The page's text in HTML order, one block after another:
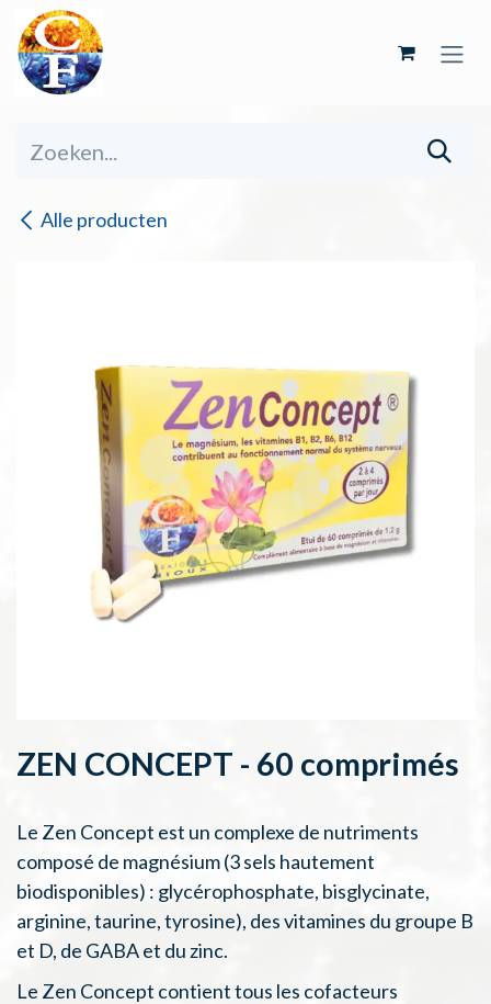
Overslaan naar inhoud
Alle producten
ZEN CONCEPT - 60 comprimés
Le Zen Concept est un complexe de nutriments
composé de magnésium (3 sels hautement
biodisponibles) : glycérophosphate, bisglycinate,
arginine, taurine, tyrosine), des vitamines du groupe B
et D, de GABA et du zinc.
Le Zen Concept contient tous les cofacteurs